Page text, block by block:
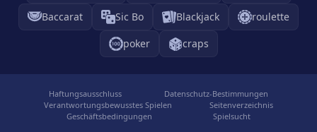
Baccarat
Sic Bo Blackjack
roulette
poker
craps
Haftungsausschluss
Datenschutz-Bestimmungen
Verantwortungsbewusstes Spielen
Seitenverzeichnis
Geschäftsbedingungen
Spielsucht